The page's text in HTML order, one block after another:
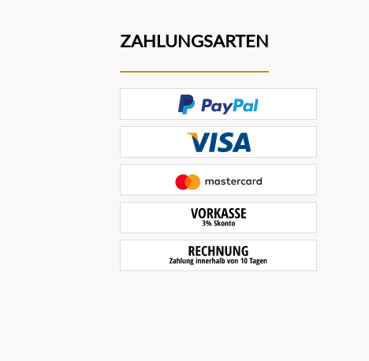
ZAHLUNGSARTEN